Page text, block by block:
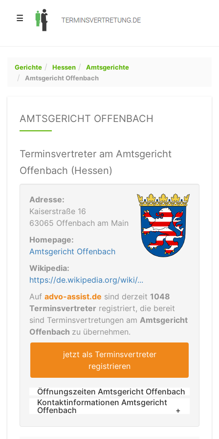
☰
Gerichte Hessen
Amtsgerichte
Amtsgericht Offenbach
AMTSGERICHT OFFENBACH
Terminsvertreter am Amtsgericht
Offenbach (Hessen)
Adresse:
Kaiserstraße 16
63065 Offenbach am Main
Homepage:
Amtsgericht Offenbach
Wikipedia:
https://de.wikipedia.org/wiki/...
Auf advo-assist.de sind derzeit 1048
Terminsvertreter registriert, die bereit
sind Terminsvertretungen am Amtsgericht
Offenbach zu übernehmen.
jetzt als Terminsvertreter
registrieren
Öffnungszeiten Amtsgericht Offenbach
Sprechzeiten:
Montag bis Freitag 09:00 Uhr -12:00
Uhr
Kontaktinformationen Amtsgericht
Offenbach